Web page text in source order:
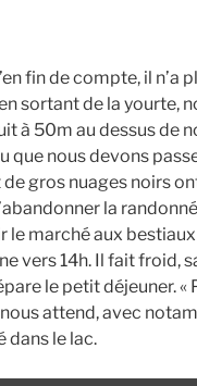
fin de compte, il n’a
sortant de la yourte,
à 50m au dessus de
nous devons
gros nuages noirs
la
le marché aux
vers 14h. Il fait froid,
le petit déjeuner. «
attend, avec
dans le lac.